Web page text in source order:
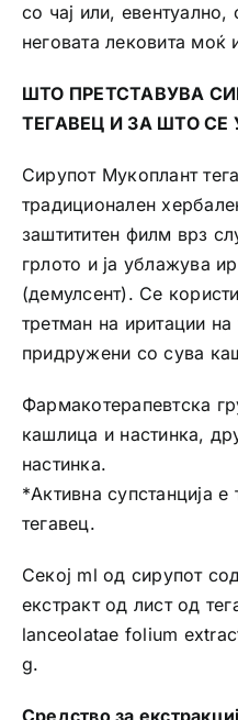
со чај или,
неговата лековита моќ
ШТО ПРЕТСТАВУВА
ТЕГАВЕЦ И ЗА ШТО СЕ
Сирупот Мукоплант
традиционален
заштититен филм врз
грлото и ја ублажува
(демулсент). Се
третман на иритации на
придружени со сува
Фармакотерапевтска
кашлица и настинка,
настинка.
*Активна супстанција
тегавец.
Секој ml од сирупот
екстракт од лист од
lanceolatae folium
g.